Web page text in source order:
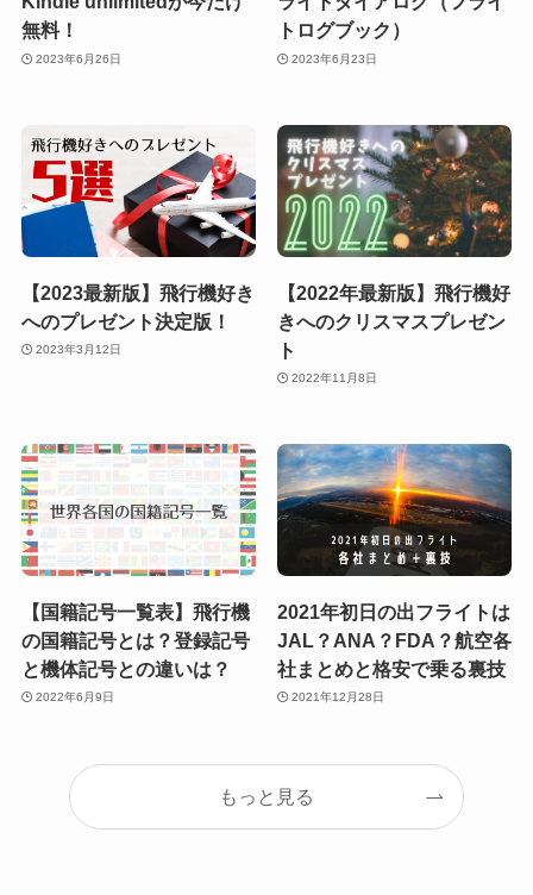
無料！
2023年6月26日
トログブック）
2023年6月23日
【2023最新版】飛行機好き
へのプレゼント決定版！
2023年3月12日
【2022年最新版】飛行機好
きへのクリスマスプレゼン
ト
2022年11月8日
【国籍記号一覧表】飛行機
の国籍記号とは？登録記号
と機体記号との違いは？
2022年6月9日
2021年初日の出フライトは
JAL？ANA？FDA？航空各
社まとめと格安で乗る裏技
2021年12月28日
もっと見る